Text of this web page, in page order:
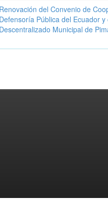
Renovación del Convenio de
Defensoría Pública del Ecuador
Descentralizado Municipal de